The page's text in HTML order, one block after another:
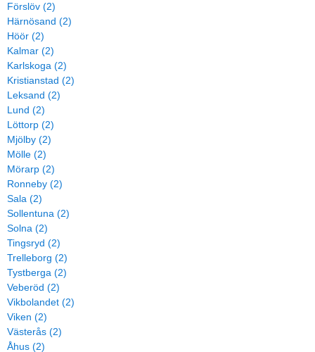
Förslöv (2)
Härnösand (2)
Höör (2)
Kalmar (2)
Karlskoga (2)
Kristianstad (2)
Leksand (2)
Lund (2)
Löttorp (2)
Mjölby (2)
Mölle (2)
Mörarp (2)
Ronneby (2)
Sala (2)
Sollentuna (2)
Solna (2)
Tingsryd (2)
Trelleborg (2)
Tystberga (2)
Veberöd (2)
Vikbolandet (2)
Viken (2)
Västerås (2)
Åhus (2)